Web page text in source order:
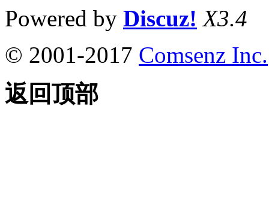
Powered by Discuz! X3.4
© 2001-2017 Comsenz Inc.
返回顶部